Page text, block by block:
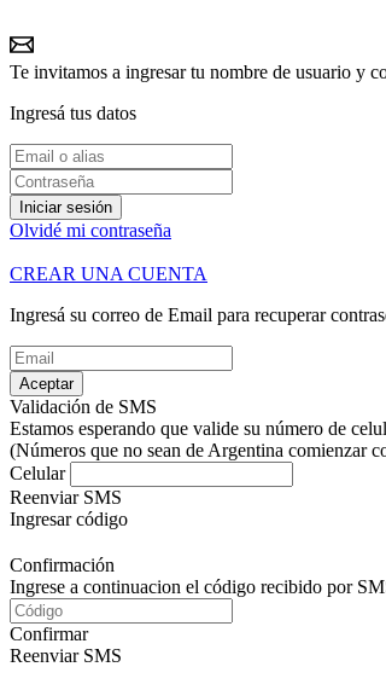
Te invitamos a ingresar tu nombre de usuario y
Ingresá tus datos
Iniciar sesión
Olvidé mi contraseña
CREAR UNA CUENTA
Ingresá su correo de Email para recuperar
Aceptar
Validación de SMS
Estamos esperando que valide su número de
(Números que no sean de Argentina comienzar
Celular
Reenviar SMS
Ingresar código
Confirmación
Ingrese a continuacion el código recibido por
Confirmar
Reenviar SMS